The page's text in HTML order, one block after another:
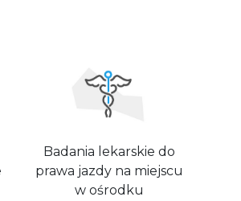
Badania lekarskie do
prawa jazdy na miejscu
w ośrodku